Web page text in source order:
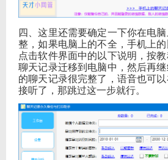
四、这里还需要确定一下你在电
整，如果电脑上的不全，手机上
点击软件界面中的以下说明，按
聊天记录迁移到电脑中，然后再
的聊天记录很完整了，语音也可
接听了，那跳过这一步就行。